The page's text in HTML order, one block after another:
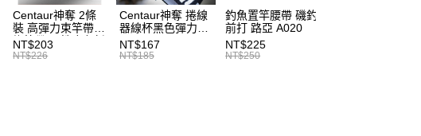
１．透過由恩沛科技股份有限公司提供之「AFTEE先享後付」服務完成之
交易，需依本服務之必要範圍內提供個人資料，並將交易相關給付款項請
求債權轉讓予恩沛科技股份有限公司。
２．關於個人資料處理事宜，請瀏覽以下網址：
https://aftee.tw/terms/#terms3
一般宅配（門市自取請勿下單，請聯繫客服）
每筆NT$100，滿NT$2,000(含以上)免運費
Centaur神奪 2條
裝 高彈力束竿帶
綁竿帶 彈性魔鬼氈
束帶 A037
NT$203
NT$226
Centaur神奪 捲線
器線杯黑色彈力帶
T227
NT$167
NT$185
釣魚置竿腰帶 磯釣
前打 路亞 A020
NT$225
NT$250